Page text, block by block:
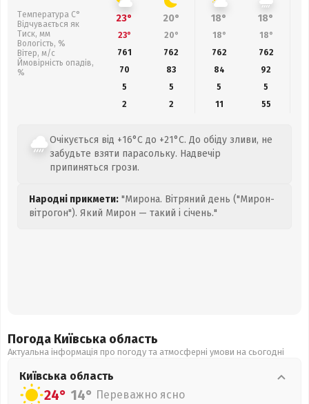
Температура С°
Відчувається як
Тиск, мм
Вологість, %
Вітер, м/с
Ймовірність опадів,
%
23° 20° 18° 18°
23° 20° 18° 18°
761
762 762 762
70
83 84 92
5
5 5
5
2
2 11 55
Очікується від +16°C до +21°C. До обіду зливи, не
забудьте взяти парасольку. Надвечір
припиняться грози.
Народні прикмети: "Мирона. Вітряний день ("Мирон-
вітрогон"). Який Мирон — такий і січень."
Погода Київська область
Актуальна інформація про погоду та атмосферні умови на сьогодні
Київська область
24° 14° Переважно ясно